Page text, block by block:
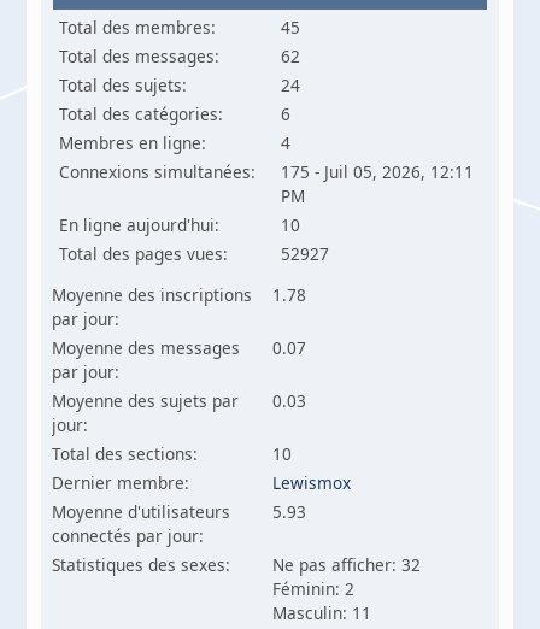
Total des membres:
45
Total des messages:
62
Total des sujets:
24
Total des catégories:
6
Membres en ligne:
4
Connexions simultanées:
175 - Juil 05, 2026, 12:11
PM
En ligne aujourd'hui:
10
Total des pages vues:
52927
Moyenne des inscriptions
par jour:
1.78
Moyenne des messages
par jour:
0.07
Moyenne des sujets par
jour:
0.03
Total des sections:
10
Dernier membre:
Lewismox
Moyenne d'utilisateurs
connectés par jour:
5.93
Statistiques des sexes:
Ne pas afficher: 32
Féminin: 2
Masculin: 11